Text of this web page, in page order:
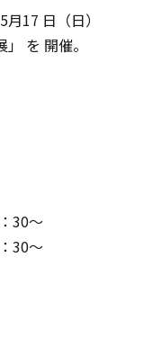
17 日（日）
を 開催。
30～
30～